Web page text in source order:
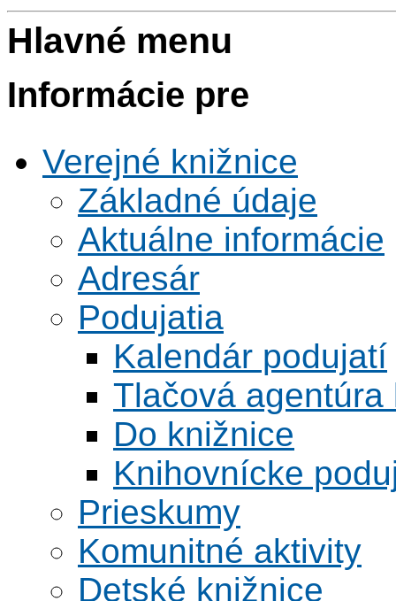
Hlavné menu
Informácie pre
Verejné knižnice
Základné údaje
Aktuálne informácie
Adresár
Podujatia
Kalendár podujatí
Tlačová agentúra
Do knižnice
Knihovnícke
Prieskumy
Komunitné aktivity
Detské knižnice